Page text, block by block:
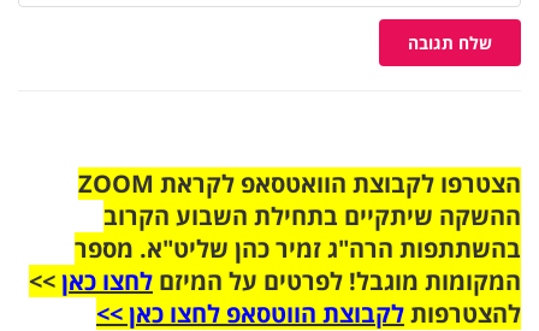
שלח תגובה
הצטרפו לקבוצת הוואטסאפ לקראת ZOOM
ההשקה שיתקיים בתחילת השבוע הקרוב
בהשתתפות הרה"ג זמיר כהן שליט"א. מספר
המקומות מוגבל! לפרטים על המיזם לחצו כאן>>
להצטרפותלקבוצת הווטסאפ לחצו כאן >>